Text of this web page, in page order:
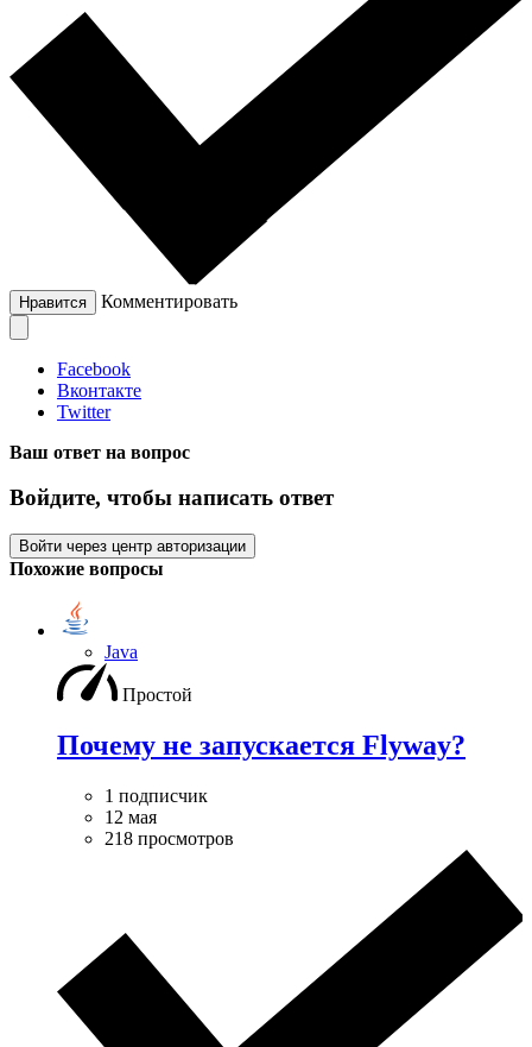
Нравится Комментировать
Facebook
Вконтакте
Twitter
Ваш ответ на вопрос
Войдите, чтобы написать ответ
Войти через центр авторизации
Похожие вопросы
Java
Простой
Почему не запускается Flyway?
1 подписчик
12 мая
218 просмотров